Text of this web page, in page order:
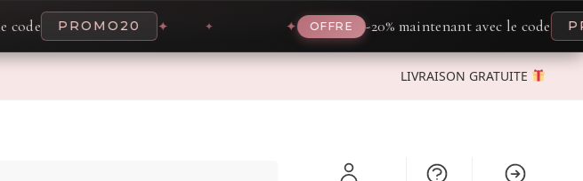
PROMO20 ✦ OFFRE -20% maintenant avec le code
LIVRAISON GRATUITE